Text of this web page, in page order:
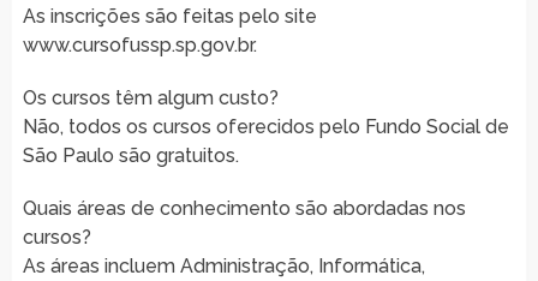
As inscrições são feitas pelo site
www.cursofussp.sp.gov.br.
Os cursos têm algum custo?
Não, todos os cursos oferecidos pelo Fundo Social de
São Paulo são gratuitos.
Quais áreas de conhecimento são abordadas nos
cursos?
As áreas incluem Administração, Informática,